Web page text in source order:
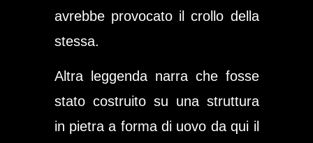
avrebbe provocato il crollo della
stessa.
Altra leggenda narra che fosse
stato costruito su una struttura
in pietra a forma di uovo da qui il